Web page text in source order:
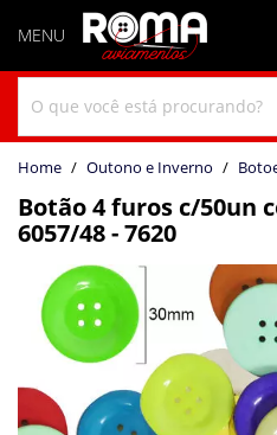
home Outono e Inverno
Botão 4 furos c/50un
6057/48 - 7620